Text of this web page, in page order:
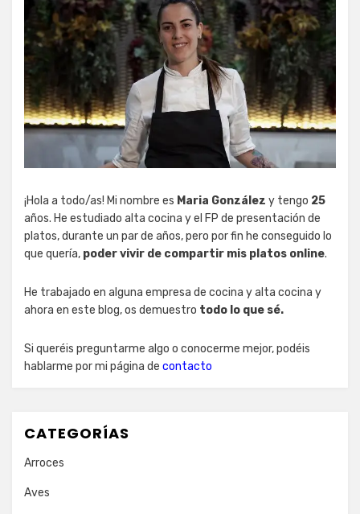
¡Hola a todo/as! Mi nombre es Maria González y tengo 25
años. He estudiado alta cocina y el FP de presentación de
platos, durante un par de años, pero por fin he conseguido lo
que quería, poder vivir de compartir mis platos online.
He trabajado en alguna empresa de cocina y alta cocina y
ahora en este blog, os demuestro todo lo que sé.
Si queréis preguntarme algo o conocerme mejor, podéis
hablarme por mi página de contacto
CATEGORÍAS
Arroces
Aves